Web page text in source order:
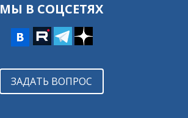
МЫ В СОЦСЕТЯХ
ЗАДАТЬ ВОПРОС